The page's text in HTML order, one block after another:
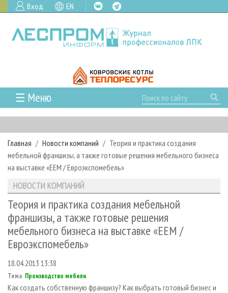
Вход EN
☰ Меню
ГЛАВНАЯ
РУБРИКИ И ТЕМЫ
РУБРИКИ ЖУРНАЛА
ЛЕСНОЕ ХОЗЯЙСТВО
ЛЕСОЗАГОТОВКА
ЛЕСОПИЛЕНИЕ
ДЕРЕВООБРАБОТКА
СУШКА ДРЕВЕСИНЫ
ПРОИЗВОДСТВО ДРЕВЕСНЫХ ПЛИТ
ДЕРЕВЯННОЕ ДОМОСТРОЕНИЕ
ПРОИЗВОДСТВО МЕБЕЛИ
НОВОСТИ
КАЛЕНДАРЬ СОБЫТИЙ
НОВОСТИ ЛПК
НОВОСТИ ЖУРНАЛА
НОВОСТИ КОМПАНИЙ
ПРОЕКТЫ ЛПИ
АНАЛИТИКА
ПРЕДПРИЯТИЯ ЛПК
ЛЕСНЫЕ РЕГИОНЫ РОССИИ
ПЕРСОНЫ
МОБИЛЬНЫЕ ВЫСТАВКИ
ОФИЦИАЛЬНЫЕ ДЕЛЕГАЦИИ
ПРИОРИТЕТНЫЕ ИНВЕСТПРОЕКТЫ
АРХИВ
АРХИВ ЖУРНАЛОВ
СТАТЬИ
О ЖУРНАЛЕ
ПОДПИСКА
КОНТАКТЫ
РЕКЛАМОДАТЕЛЯМ
РЕКЛАМА
Главная Новости компаний
Теория и практика создания
мебельной франшизы, а также готовые решения мебельного бизнеса
на выставке «ЕЕМ / Евроэкспомебель»
НОВОСТИ КОМПАНИЙ
Теория и практика создания мебельной
франшизы, а также готовые решения
мебельного бизнеса на выставке «ЕЕМ /
Евроэкспомебель»
18.04.2013 13:38
Тема Производство мебели
Как создать собственную франшизу? Как выбрать готовый бизнес и